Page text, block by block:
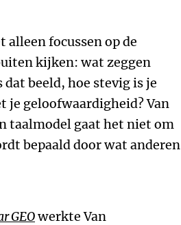
focussen op de
kijken: wat zeggen
beeld, hoe stevig is je
je geloofwaardigheid? Van
taalmodel gaat het niet om
bepaald door wat anderen
GEOwerkte Van